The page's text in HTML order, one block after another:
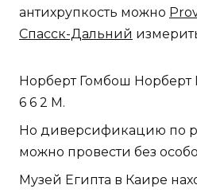
антихрупкость можно
Спасск-Дальний
Норберт Гомбош Норберт
6 6 2 М.
Но диверсификацию по
можно провести без
Музей Египта в Каире